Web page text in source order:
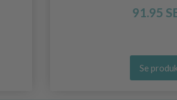
91.95
Se